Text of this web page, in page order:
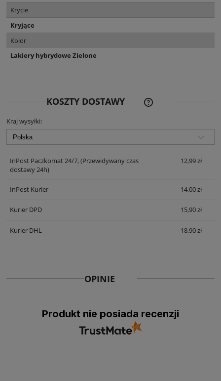
Krycie
Kryjące
Kolor
Lakiery hybrydowe Zielone
KOSZTY DOSTAWY
CENA NIE ZAWIERA
KOSZTÓW PŁATNOŚCI
Kraj wysyłki:
InPost Paczkomat 24/7, (Przewidywany czas
dostawy 24h)
12,99 zł
InPost Kurier 14,00 zł
Kurier DPD 15,90 zł
Kurier DHL 18,90 zł
OPINIE
Produkt nie posiada recenzji